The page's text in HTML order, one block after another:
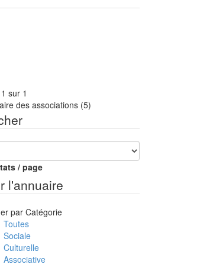
sur 1
des associations(5)
/ page
l'annuaire
par Catégorie
Toutes
Sociale
Culturelle
Associative